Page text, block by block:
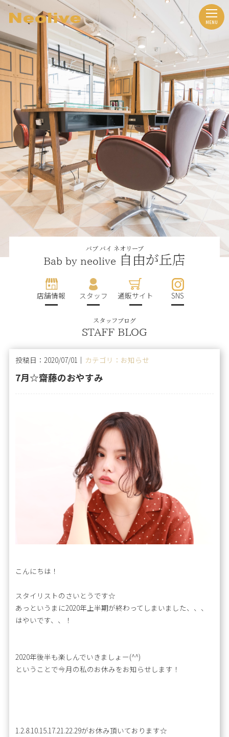
バブ バイ ネオリーブ
Bab by neolive 自由が丘店
店舗情報 スタッフ 通販サイト SNS
スタッフブログ
STAFF BLOG
投稿日：2020/07/01｜ カテゴリ：お知らせ
7月☆齋藤のおやすみ
こんにちは！
スタイリストのさいとうです☆
あっというまに2020年上半期が終わってしまいました、、、
はやいです、、！
2020年後半も楽しんでいきましょー(^^)
ということで今月の私のお休みをお知らせします！
1.2.8.10.15.17.21.22.29がお休み頂いております☆